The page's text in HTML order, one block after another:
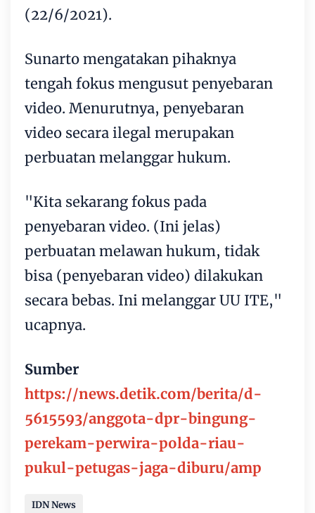
(22/6/2021).
Sunarto mengatakan pihaknya
tengah fokus mengusut penyebaran
video. Menurutnya, penyebaran
video secara ilegal merupakan
perbuatan melanggar hukum.
"Kita sekarang fokus pada
penyebaran video. (Ini jelas)
perbuatan melawan hukum, tidak
bisa (penyebaran video) dilakukan
secara bebas. Ini melanggar UU ITE,"
ucapnya.
Sumber
https://news.detik.com/berita/d-
5615593/anggota-dpr-bingung-
perekam-perwira-polda-riau-
pukul-petugas-jaga-diburu/amp
IDN News